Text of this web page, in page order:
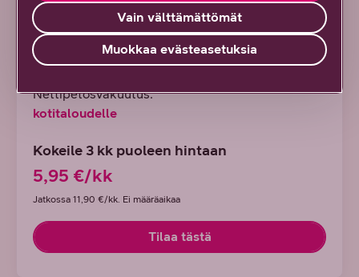
Max 10 laitteelle
Pienelle perheelle tai henkilölle, joka omistaa
useita laitteita
Nettipetosvakuutus:
kotitaloudelle
Kokeile 3 kk puoleen hintaan
5,95 €/kk
Jatkossa 11,90 €/kk. Ei määräaikaa
Tilaa tästä
Vain välttämättömät
Muokkaa evästeasetuksia